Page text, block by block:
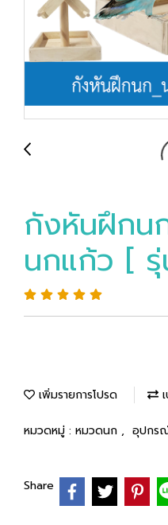
กังหันฝึก
นกแก้ว [
เพิ่มรายการโปรด
หมวดหมู่ : หมวดนก , อุปกร
Share